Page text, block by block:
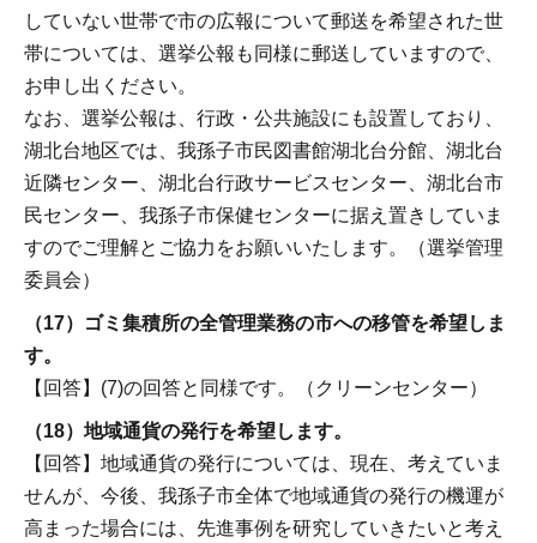
していない世帯で市の広報について郵送を希望された世
帯については、選挙公報も同様に郵送していますので、
お申し出ください。
なお、選挙公報は、行政・公共施設にも設置しており、
湖北台地区では、我孫子市民図書館湖北台分館、湖北台
近隣センター、湖北台行政サービスセンター、湖北台市
民センター、我孫子市保健センターに据え置きしていま
すのでご理解とご協力をお願いいたします。（選挙管理
委員会）
（17）ゴミ集積所の全管理業務の市への移管を希望しま
す。
【回答】(7)の回答と同様です。（クリーンセンター）
（18）地域通貨の発行を希望します。
【回答】地域通貨の発行については、現在、考えていま
せんが、今後、我孫子市全体で地域通貨の発行の機運が
高まった場合には、先進事例を研究していきたいと考え